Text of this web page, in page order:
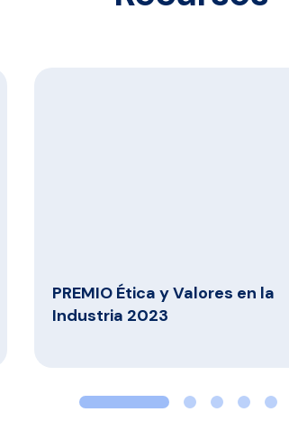
PREMIO Ética y Valores en la
Industria 2023